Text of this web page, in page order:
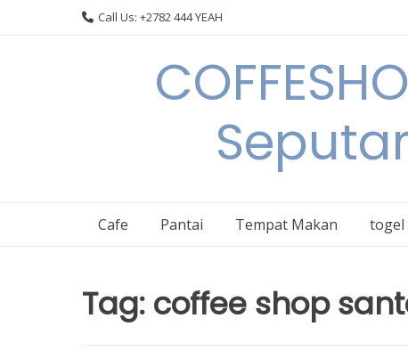
Call Us: +2782 444 YEAH
Cafe Pantai Tempat Makan togel
Tag: coffee shop